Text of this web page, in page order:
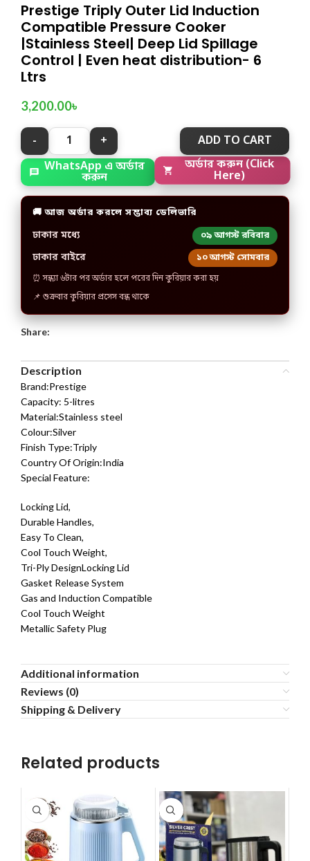
Prestige Triply Outer Lid Induction
Compatible Pressure Cooker
|Stainless Steel| Deep Lid Spillage
Control | Even heat distribution- 6
Ltrs
3,200.00৳
ADD TO CART
WhatsApp এ অর্ডার
করুন
অর্ডার করুন (Click
Here)
🚚 আজ অর্ডার করলে সম্ভাব্য ডেলিভারি
ঢাকার মধ্যে ০৯ আগস্ট রবিবার
ঢাকার বাইরে ১০ আগস্ট সোমবার
⏰ সন্ধ্যা ৬টার পর অর্ডার হলে পরের দিন কুরিয়ার করা হয়
📌 শুক্রবার কুরিয়ার প্রসেস বন্ধ থাকে
Share:
Description
Brand:Prestige
Capacity: 5-litres
Material:Stainless steel
Colour:Silver
Finish Type:Triply
Country Of Origin:India
Special Feature:
Locking Lid,
Durable Handles,
Easy To Clean,
Cool Touch Weight,
Tri-Ply DesignLocking Lid
Gasket Release System
Gas and Induction Compatible
Cool Touch Weight
Metallic Safety Plug
Additional information
Reviews (0)
Shipping & Delivery
Related products